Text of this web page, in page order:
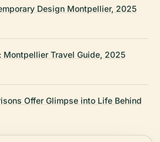
Design Montpellier, 2025
Montpellier Travel Guide, 2025
Offer Glimpse into Life Behind